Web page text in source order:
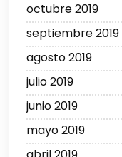
octubre 2019
septiembre 2019
agosto 2019
julio 2019
junio 2019
mayo 2019